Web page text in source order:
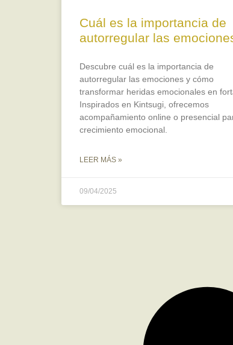
Cuál es la importancia de
autorregular las
Descubre cuál es la importancia de
autorregular las emociones y cómo
transformar heridas emocionales en
Inspirados en Kintsugi, ofrecemos
acompañamiento online o presencial
crecimiento emocional.
LEER MÁS »
09/04/2025